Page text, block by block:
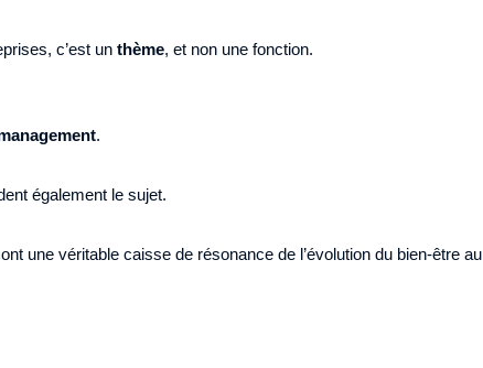
c’est un thème, et non une fonction.
.
également le sujet.
une véritable caisse de résonance de l’évolution du bien-être au